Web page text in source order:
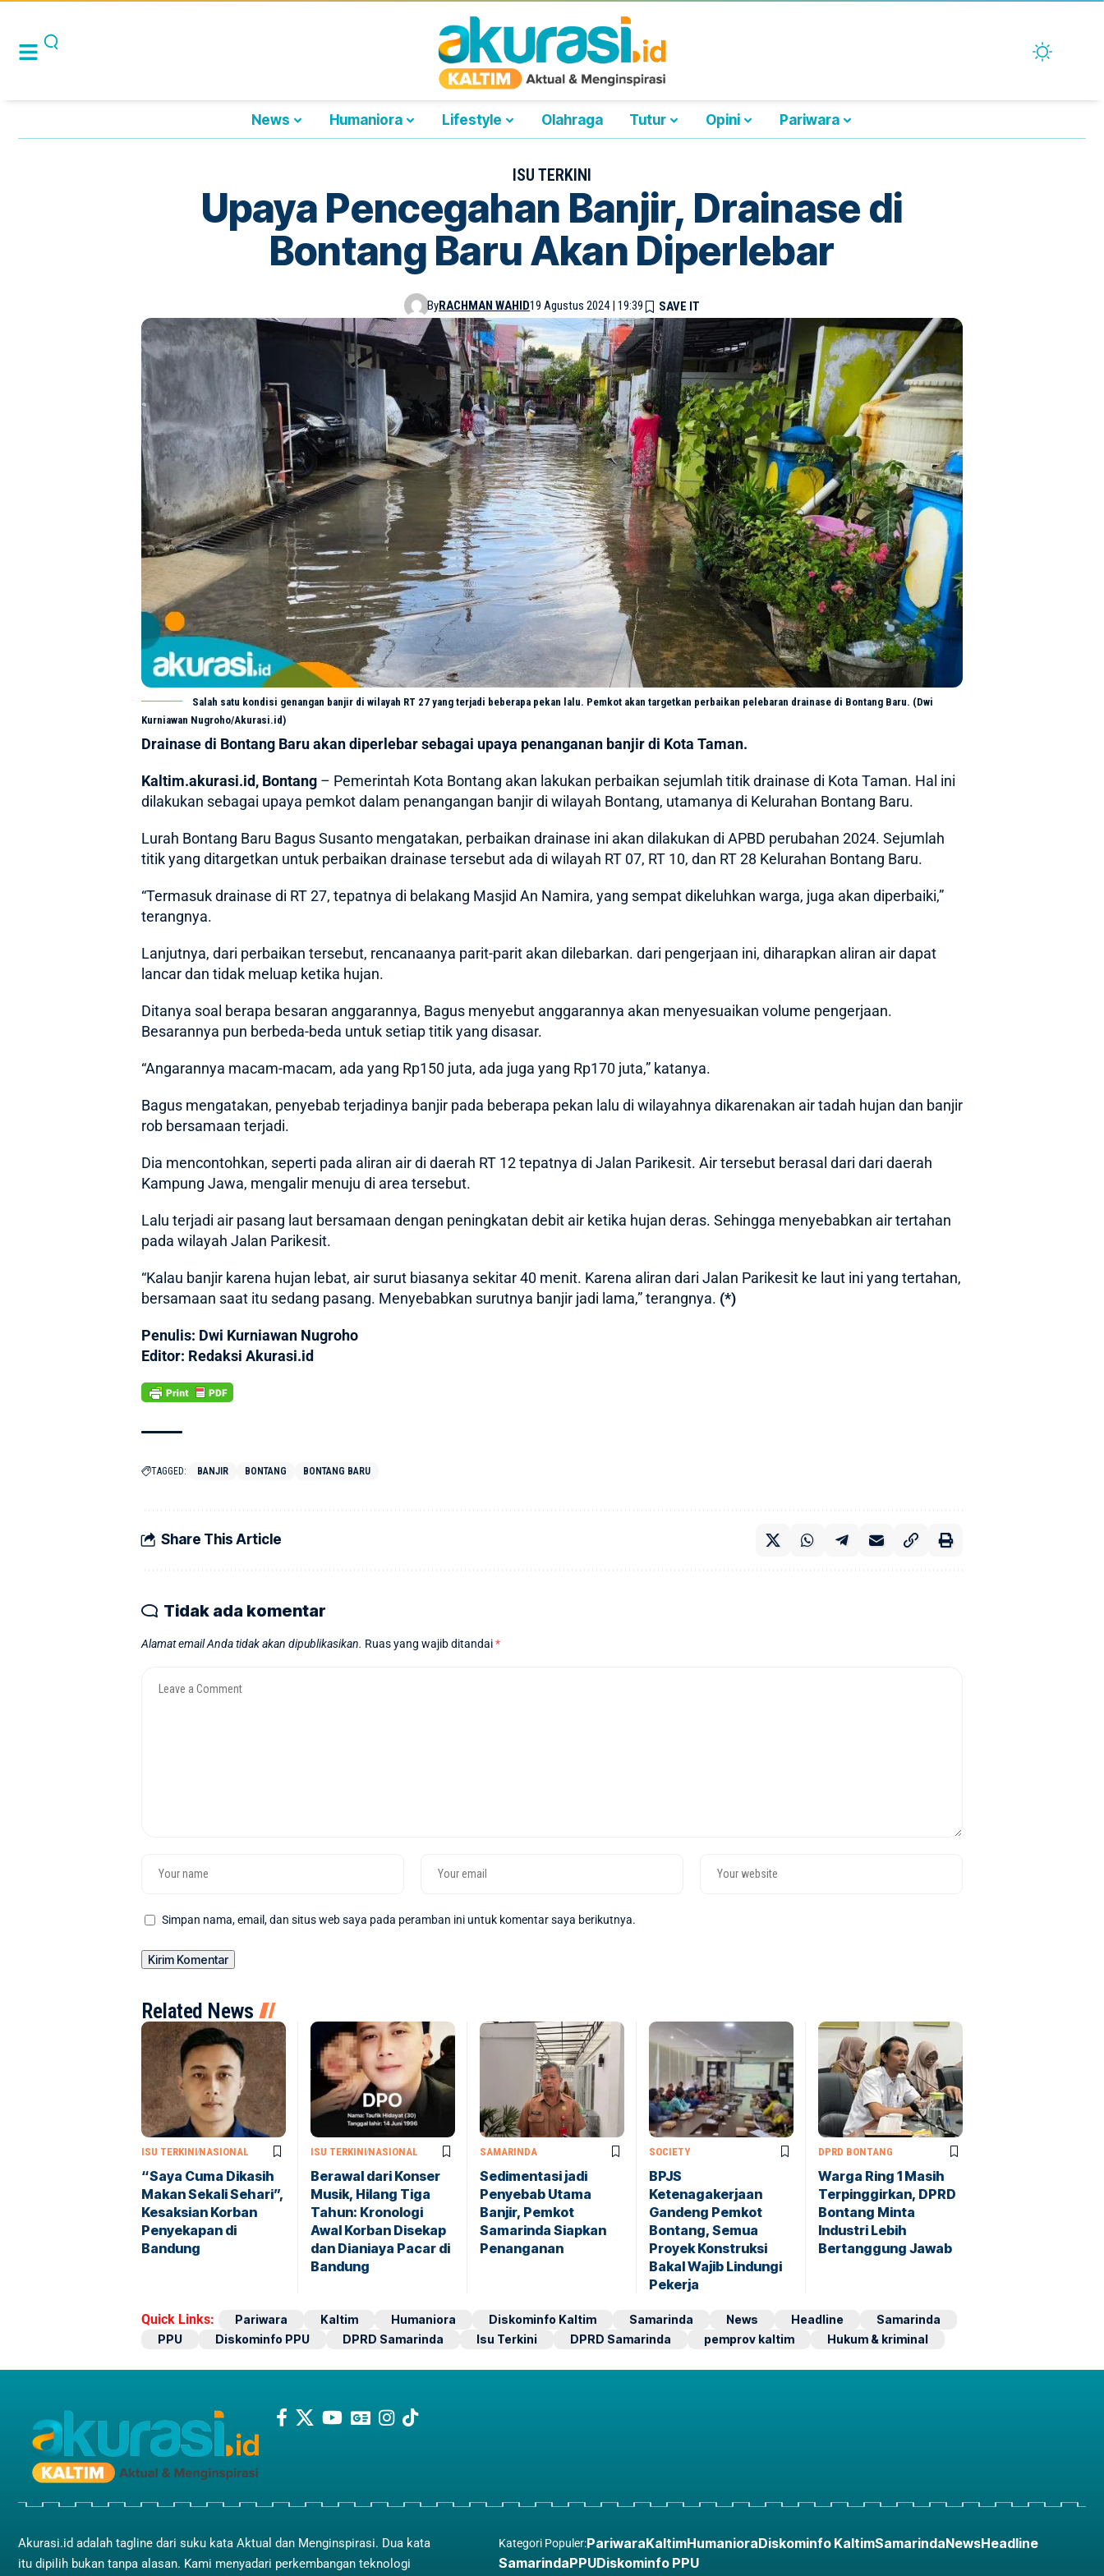
News Humaniora Lifestyle Olahraga Tutur Opini Pariwara
ISU TERKINI
Upaya Pencegahan Banjir, Drainase di
Bontang Baru Akan Diperlebar
ByRACHMAN WAHID19 Agustus 2024 | 19:39
Salah satu kondisi genangan banjir di wilayah RT 27 yang terjadi beberapa pekan lalu. Pemkot akan targetkan perbaikan pelebaran drainase di Bontang Baru. (Dwi
Kurniawan Nugroho/Akurasi.id)
Drainase di Bontang Baru akan diperlebar sebagai upaya penanganan banjir di Kota Taman.
Kaltim.akurasi.id, Bontang – Pemerintah Kota Bontang akan lakukan perbaikan sejumlah titik drainase di Kota Taman. Hal ini
dilakukan sebagai upaya pemkot dalam penangangan banjir di wilayah Bontang, utamanya di Kelurahan Bontang Baru.
Lurah Bontang Baru Bagus Susanto mengatakan, perbaikan drainase ini akan dilakukan di APBD perubahan 2024. Sejumlah
titik yang ditargetkan untuk perbaikan drainase tersebut ada di wilayah RT 07, RT 10, dan RT 28 Kelurahan Bontang Baru.
“Termasuk drainase di RT 27, tepatnya di belakang Masjid An Namira, yang sempat dikeluhkan warga, juga akan diperbaiki,”
terangnya.
Lanjutnya, dari perbaikan tersebut, rencanaanya parit-parit akan dilebarkan. dari pengerjaan ini, diharapkan aliran air dapat
lancar dan tidak meluap ketika hujan.
Ditanya soal berapa besaran anggarannya, Bagus menyebut anggarannya akan menyesuaikan volume pengerjaan.
Besarannya pun berbeda-beda untuk setiap titik yang disasar.
“Angarannya macam-macam, ada yang Rp150 juta, ada juga yang Rp170 juta,” katanya.
Bagus mengatakan, penyebab terjadinya banjir pada beberapa pekan lalu di wilayahnya dikarenakan air tadah hujan dan banjir
rob bersamaan terjadi.
Dia mencontohkan, seperti pada aliran air di daerah RT 12 tepatnya di Jalan Parikesit. Air tersebut berasal dari dari daerah
Kampung Jawa, mengalir menuju di area tersebut.
Lalu terjadi air pasang laut bersamaan dengan peningkatan debit air ketika hujan deras. Sehingga menyebabkan air tertahan
pada wilayah Jalan Parikesit.
“Kalau banjir karena hujan lebat, air surut biasanya sekitar 40 menit. Karena aliran dari Jalan Parikesit ke laut ini yang tertahan,
bersamaan saat itu sedang pasang. Menyebabkan surutnya banjir jadi lama,” terangnya. (*)
Penulis: Dwi Kurniawan Nugroho
Editor: Redaksi Akurasi.id
TAGGED: BANJIR BONTANG BONTANG BARU
Share This Article
Tidak ada komentar
Alamat email Anda tidak akan dipublikasikan. Ruas yang wajib ditandai*
Simpan nama, email, dan situs web saya pada peramban ini untuk komentar saya berikutnya.
Related News
ISU TERKININASIONAL
“Saya Cuma Dikasih
Makan Sekali Sehari”,
Kesaksian Korban
Penyekapan di
Bandung
ISU TERKININASIONAL
Berawal dari Konser
Musik, Hilang Tiga
Tahun: Kronologi
Awal Korban Disekap
dan Dianiaya Pacar di
Bandung
SAMARINDA
Sedimentasi jadi
Penyebab Utama
Banjir, Pemkot
Samarinda Siapkan
Penanganan
SOCIETY
BPJS
Ketenagakerjaan
Gandeng Pemkot
Bontang, Semua
Proyek Konstruksi
Bakal Wajib Lindungi
Pekerja
DPRD BONTANG
Warga Ring 1 Masih
Terpinggirkan, DPRD
Bontang Minta
Industri Lebih
Bertanggung Jawab
Quick Links: Pariwara Kaltim Humaniora Diskominfo Kaltim Samarinda News Headline
Samarinda
PPU
Diskominfo PPU DPRD Samarinda Isu Terkini DPRD Samarinda pemprov kaltim Hukum & kriminal
Akurasi.id adalah tagline dari suku kata Aktual dan Menginspirasi. Dua kata
itu dipilih bukan tanpa alasan. Kami menyadari perkembangan teknologi
Kategori Populer:PariwaraKaltimHumanioraDiskominfo KaltimSamarindaNewsHeadline
SamarindaPPUDiskominfo PPU